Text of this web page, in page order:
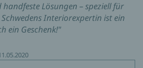
Lösungen – speziell für
Interiorexpertin ist ein
ein Geschenk!"